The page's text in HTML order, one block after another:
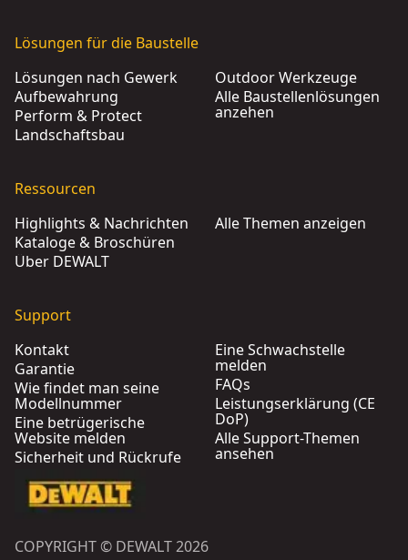
Lösungen für die Baustelle
Lösungen nach Gewerk
Aufbewahrung
Perform & Protect
Landschaftsbau
Outdoor Werkzeuge
Alle Baustellenlösungen
anzehen
Ressourcen
Highlights & Nachrichten
Kataloge & Broschüren
Über DEWALT
Alle Themen anzeigen
Support
Kontakt
Garantie
Wie findet man seine
Modellnummer
Eine betrügerische
Website melden
Sicherheit und Rückrufe
Eine Schwachstelle
melden
FAQs
Leistungserklärung (CE
DoP)
Alle Support-Themen
ansehen
COPYRIGHT © DEWALT 2026